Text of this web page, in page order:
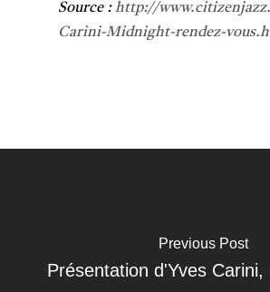
Source :http://
Carini-Midnight-rendez-
Previous Post
Présentation d'Yves Carini,